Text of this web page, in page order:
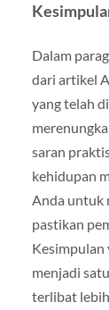
Dalam
dari artikel
yang telah
saran
kehidupan
Anda untuk
pastikan
Kesimpulan
menjadi
terlibat lebih